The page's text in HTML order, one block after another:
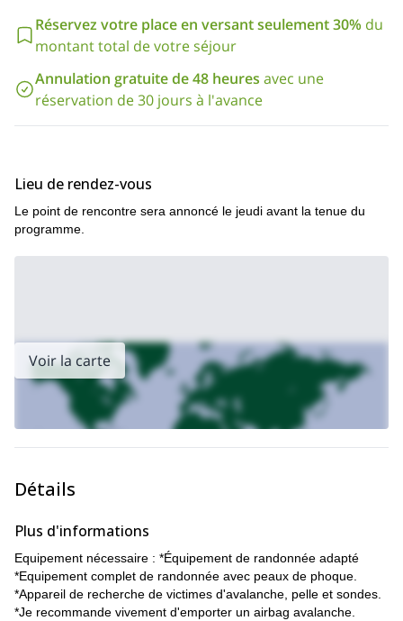
skieurs forts qui cherchent à pousser leurs compétences au
niveau supérieur. Alors, si vous êtes prêt à explorer les Alpes
Vous cherchez d'autres programmes de ski de randonnée
amusants et passionnants en Suisse ? Alors vous pouvez aussi
me rejoindre sur ceProgramme de ski de randonnée de la
Réservez votre place en versant seulement 30% du
montant total de votre séjour
Annulation gratuite de 48 heures avec une
réservation de 30 jours à l'avance
Lieu de rendez-vous
Le point de rencontre sera annoncé le jeudi avant la tenue du
programme.
Voir la carte
Détails
Plus d'informations
Equipement nécessaire : *Équipement de randonnée adapté
*Equipement complet de randonnée avec peaux de phoque.
*Appareil de recherche de victimes d'avalanche, pelle et sondes.
*Je recommande vivement d'emporter un airbag avalanche.